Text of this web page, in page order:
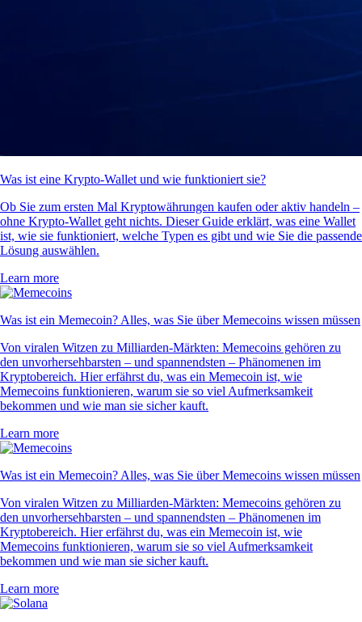
Was ist eine Krypto-Wallet und wie funktioniert sie?
Ob Sie zum ersten Mal Kryptowährungen kaufen oder aktiv handeln –
ohne Krypto-Wallet geht nichts. Dieser Guide erklärt, was eine Wallet
ist, wie sie funktioniert, welche Typen es gibt und wie Sie die passende
Lösung auswählen.
Learn more
Was ist ein Memecoin? Alles, was Sie über Memecoins wissen müssen
Von viralen Witzen zu Milliarden-Märkten: Memecoins gehören zu
den unvorhersehbarsten – und spannendsten – Phänomenen im
Kryptobereich. Hier erfährst du, was ein Memecoin ist, wie
Memecoins funktionieren, warum sie so viel Aufmerksamkeit
bekommen und wie man sie sicher kauft.
Learn more
Was ist ein Memecoin? Alles, was Sie über Memecoins wissen müssen
Von viralen Witzen zu Milliarden-Märkten: Memecoins gehören zu
den unvorhersehbarsten – und spannendsten – Phänomenen im
Kryptobereich. Hier erfährst du, was ein Memecoin ist, wie
Memecoins funktionieren, warum sie so viel Aufmerksamkeit
bekommen und wie man sie sicher kauft.
Learn more